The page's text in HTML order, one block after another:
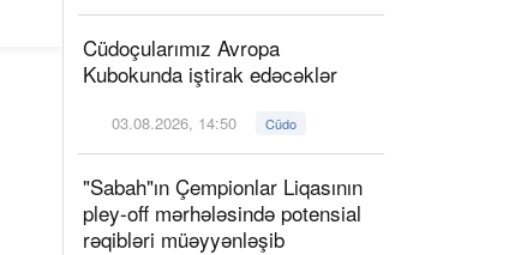
Cüdoçularımız Avropa
Kubokunda iştirak edəcəklər
03.08.2026, 14:50 Cüdo
"Sabah"ın Çempionlar Liqasının
pley-off mərhələsində potensial
rəqibləri müəyyənləşib